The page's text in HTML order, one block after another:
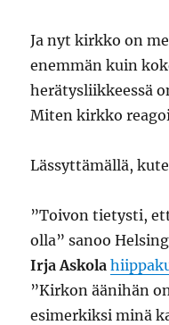
Ja nyt kirkko on
enemmän kuin
herätysliikkeessä
Miten kirkko
Lässyttämällä,
”Toivon tietysti,
olla” sanoo
Irja Askola
”Kirkon äänihän
esimerkiksi minä